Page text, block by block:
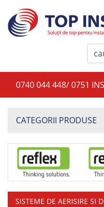
0740 044 448/ 0751
CATEGORII PRODUSE
SISTEME DE AERISIRE SI